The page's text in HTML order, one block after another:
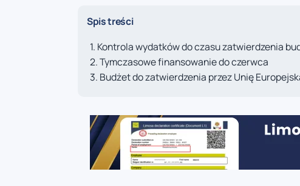
Spis treści
Kontrola wydatków do czasu zatwierdzenia
Tymczasowe finansowanie do czerwca
Budżet do zatwierdzenia przez Unię